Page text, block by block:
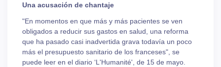
Una acusación de chantaje
"En momentos en que más y más pacientes se ven
obligados a reducir sus gastos en salud, una reforma
que ha pasado casi inadvertida grava todavía un poco
más el presupuesto sanitario de los franceses", se
puede leer en el diario ‘L'Humanité', de 15 de mayo.